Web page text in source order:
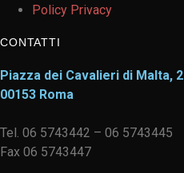
Policy Privacy
CONTATTI
Piazza dei Cavalieri di Malta, 2
00153 Roma
Tel. 06 5743442 – 06 5743445
Fax 06 5743447